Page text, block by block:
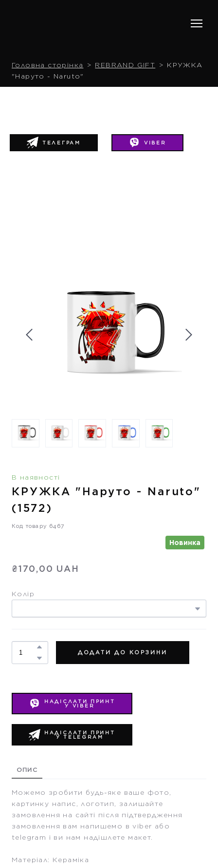
Головна сторінка REBRAND GIFT
КРУЖКА
"Наруто - Naruto"
VIBER
ТЕЛЕГРАМ
В наявності
КРУЖКА "Наруто - Naruto"
(1572)
Код товару 6467
Новинка
₴170,00 UAH
Колір
ДОДАТИ ДО КОРЗИНИ
НАДІСЛАТИ ПРИНТ
У VIBER
НАДІСЛАТИ ПРИНТ
У TELEGRAM
ОПИС
Можемо зробити будь-яке ваше фото,
картинку напис, логотип, залишайте
замовлення на сайті після підтвердження
замовлення вам напишемо в viber або
telegram і ви нам надішлете макет.
Матеріал: Кераміка